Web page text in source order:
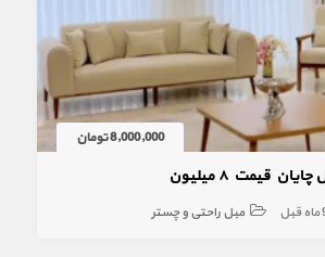
8,000,000 تومان
قیمت ۸ میلیون
مبل راحتی و چستر